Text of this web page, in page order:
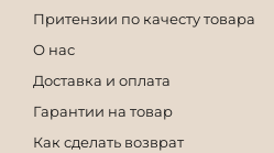
Притензии по качесту товара
О нас
Доставка и оплата
Гарантии на товар
Как сделать возврат